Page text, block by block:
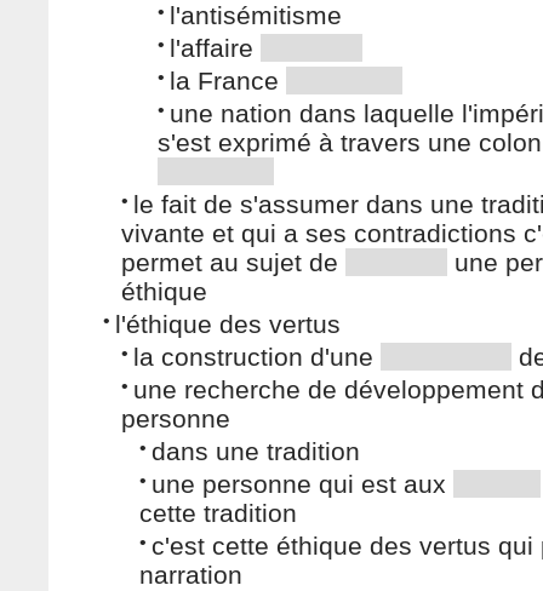
• l'antisémitisme
• l'affaire
• la France
• une nation dans laquelle
s'est exprimé à travers une
• le fait de s'assumer dans une
vivante et qui a ses contradictions
permet au sujet de
une
éthique
• l'éthique des vertus
• la construction d'une
• une recherche de développement
personne
• dans une tradition
• une personne qui est aux
cette tradition
• c'est cette éthique des vertus qui
narration